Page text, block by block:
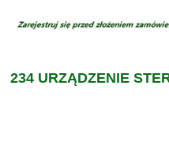
234 URZĄDZENIE